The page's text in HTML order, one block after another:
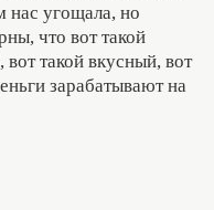
нас угощала, но
что вот такой
такой вкусный, вот
зарабатывают на